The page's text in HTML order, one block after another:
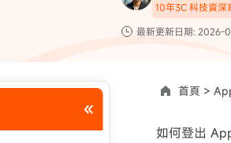
為您提供最豐富的教學影片複製折扣碼
前往搶購
10年3C 科技資深
最新更新日期: 2026-
首頁 >
如何登出